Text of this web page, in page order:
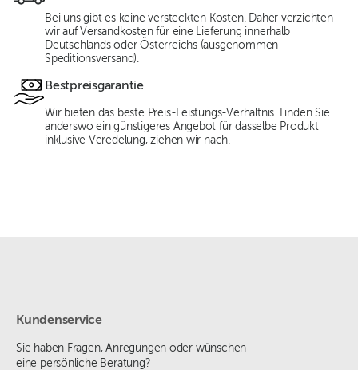
Bei uns gibt es keine versteckten Kosten. Daher verzichten
wir auf Versandkosten für eine Lieferung innerhalb
Deutschlands oder Österreichs (ausgenommen
Speditionsversand).
Bestpreisgarantie
Wir bieten das beste Preis-Leistungs-Verhältnis. Finden Sie
anderswo ein günstigeres Angebot für dasselbe Produkt
inklusive Veredelung, ziehen wir nach.
Kundenservice
Sie haben Fragen, Anregungen oder wünschen
eine persönliche Beratung?